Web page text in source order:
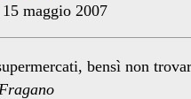
maggio 2007
bensì non